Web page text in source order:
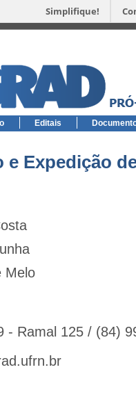
Simplifique!
Editais
e Expedição
Melo
- Ramal 125 / (84)